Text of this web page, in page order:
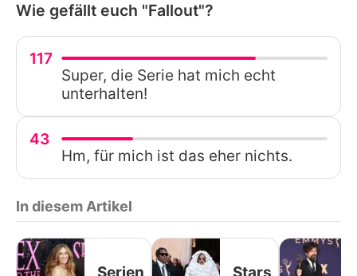
Wie gefällt euch "Fallout"?
117
Super, die Serie hat mich echt
unterhalten!
43
Hm, für mich ist das eher nichts.
In diesem Artikel